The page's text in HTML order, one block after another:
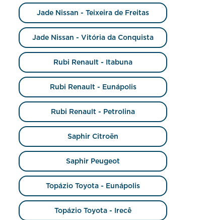
Jade Nissan - Teixeira de Freitas
Jade Nissan - Vitória da Conquista
Rubi Renault - Itabuna
Rubi Renault - Eunápolis
Rubi Renault - Petrolina
Saphir Citroën
Saphir Peugeot
Topázio Toyota - Eunápolis
Topázio Toyota - Irecê